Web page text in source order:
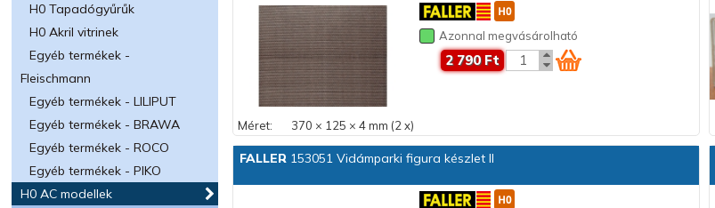
H0 Tapadógyűrűk
H0 Akril vitrinek
Egyéb termékek -
Fleischmann
Egyéb termékek - LILIPUT
Egyéb termékek - BRAWA
Egyéb termékek - ROCO
Egyéb termékek - PIKO
H0 AC modellek
Azonnal megvásárolható
2 790 Ft
Méret: 370 × 125 × 4 mm (2 x)
FALLER 153051 Vidámparki figura készlet II